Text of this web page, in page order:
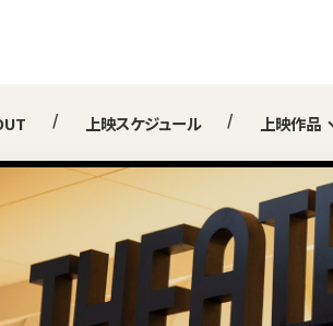
上映スケジュール 上映作品